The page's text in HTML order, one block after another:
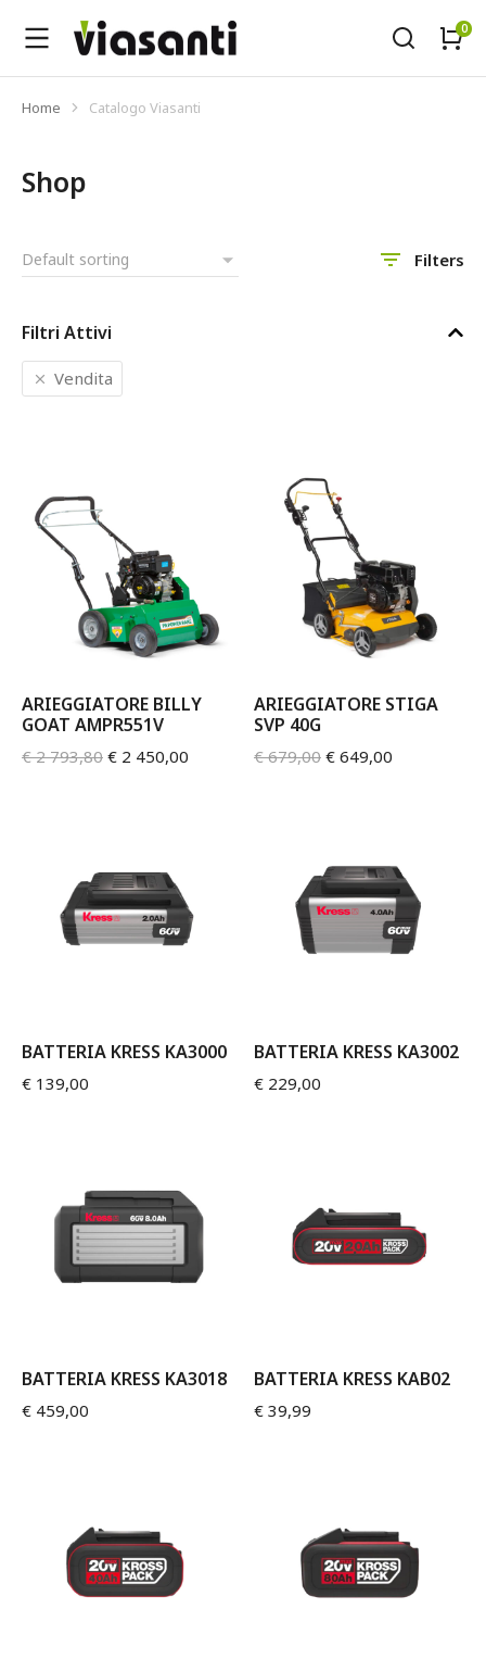
Tu sei qui:
Home Catalogo Viasanti
Shop
Filters
Filtri Attivi
Vendita
ARIEGGIATORE BILLY
GOAT AMPR551V
€2 793,80 € 2 450,00
ARIEGGIATORE STIGA
SVP 40G
€679,00 € 649,00
BATTERIA KRESS KA3000
€ 139,00
BATTERIA KRESS KA3002
€ 229,00
BATTERIA KRESS KA3018
€ 459,00
BATTERIA KRESS KAB02
€ 39,99